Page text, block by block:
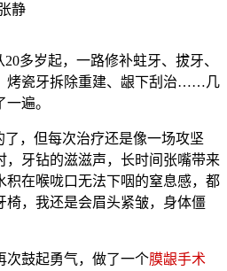
静
多岁起，一路修补蛀牙、拔牙、
烤瓷牙拆除重建、龈下刮治……几
遍。
了，但每次治疗还是像一场攻坚
，牙钻的滋滋声，长时间张嘴带来
积在喉咙口无法下咽的窒息感，都
椅，我还是会眉头紧皱，身体僵
次鼓起勇气，做了一个膜龈手术